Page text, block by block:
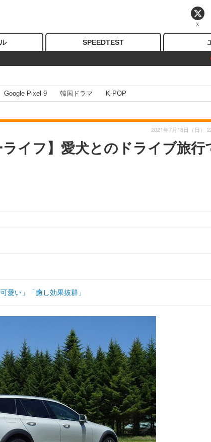
SPEEDTEST
Google Pixel 9 韓国ドラマ K-POP
ライフ】愛犬とのドライブ旅行
2021年7月18日（日）
愛い」「癒し効果抜群」
X